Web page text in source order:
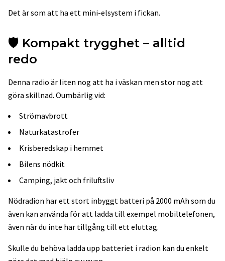
Det är som att ha ett mini-elsystem i fickan.
🛡️ Kompakt trygghet – alltid
redo
Denna radio är liten nog att ha i väskan men stor nog att
göra skillnad. Oumbärlig vid:
Strömavbrott
Naturkatastrofer
Krisberedskap i hemmet
Bilens nödkit
Camping, jakt och friluftsliv
Nödradion har ett stort inbyggt batteri på 2000 mAh som du
även kan använda för att ladda till exempel mobiltelefonen,
även när du inte har tillgång till ett eluttag.
Skulle du behöva ladda upp batteriet i radion kan du enkelt